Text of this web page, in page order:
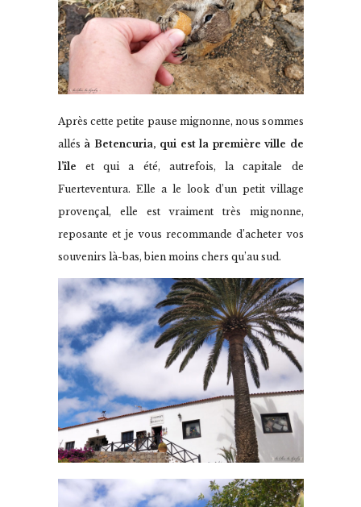
Après cette petite pause mignonne, nous sommes
allés à Betencuria, qui est la première ville de
l’île et qui a été, autrefois, la capitale de
Fuerteventura. Elle a le look d’un petit village
provençal, elle est vraiment très mignonne,
reposante et je vous recommande d’acheter vos
souvenirs là-bas, bien moins chers qu’au sud.